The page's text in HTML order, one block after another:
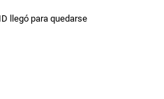
llegó para quedarse